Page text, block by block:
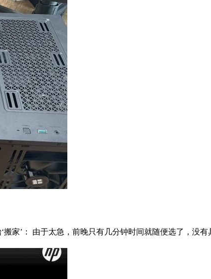
家’： 由于太急，前晚只有几分钟时间就随便选了，没